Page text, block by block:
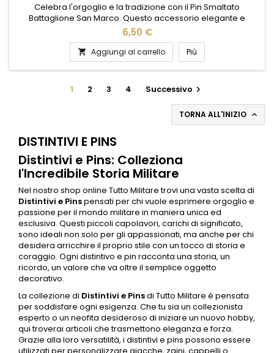
Celebra l'orgoglio e la tradizione con il Pin Smaltato
Battaglione San Marco. Questo accessorio elegante e
raffinato è perfetto per chi desidera portare con sé un
simbolo di coraggio e dedizione. Realizzato con materiali di
alta qualità, il pin presenta dettagli smaltati che catturano
l'essenza e la storia del prestigioso corpo militare italiano.
Ideale...
6,50 €
 Aggiungi al carrello Più
1 2 3 4 Successivo 
TORNA ALL'INIZIO 
DISTINTIVI E PINS
Distintivi e Pins: Colleziona
l'Incredibile Storia Militare
Nel nostro shop online Tutto Militare trovi una vasta scelta di
Distintivi e Pinspensati per chi vuole esprimere orgoglio e
passione per il mondo militare in maniera unica ed
esclusiva. Questi piccoli capolavori, carichi di significato,
sono ideali non solo per gli appassionati, ma anche per chi
desidera arricchire il proprio stile con un tocco di storia e
coraggio. Ogni distintivo e pin racconta una storia, un
ricordo, un valore che va oltre il semplice oggetto
decorativo.
La collezione di Distintivi e Pinsdi Tutto Militare è pensata
per soddisfare ogni esigenza. Che tu sia un collezionista
esperto o un neofita desideroso di iniziare un nuovo hobby,
qui troverai articoli che trasmettono eleganza e forza.
Grazie alla loro versatilità, i distintivi e pins possono essere
utilizzati per personalizzare giacche, zaini, cappelli o